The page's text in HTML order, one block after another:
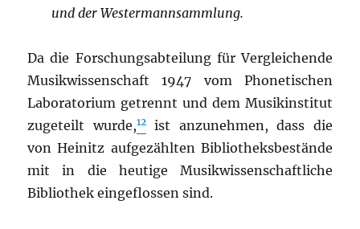
und der Westermannsammlung.
Da die Forschungsabteilung für Vergleichende
Musikwissenschaft 1947 vom Phonetischen
Laboratorium getrennt und dem Musikinstitut
zugeteilt wurde,12ist anzunehmen, dass die
von Heinitz aufgezählten Bibliotheksbestände
mit in die heutige Musikwissenschaftliche
Bibliothek eingeflossen sind.